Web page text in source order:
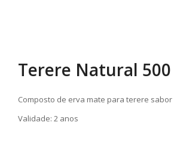
Terere Natural
Composto de erva mate para terere
Validade: 2 anos